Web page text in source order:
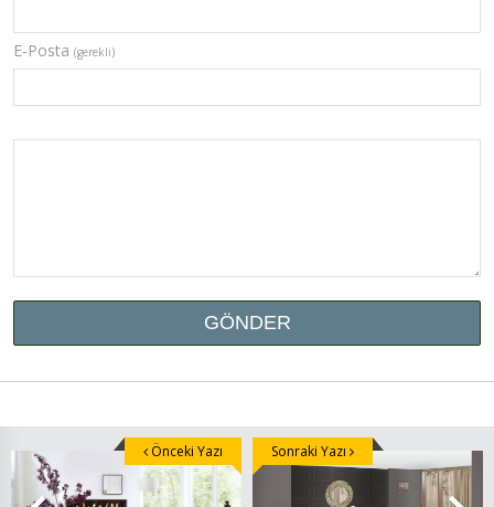
E-Posta (gerekli)
Önceki Yazı Sonraki Yazı